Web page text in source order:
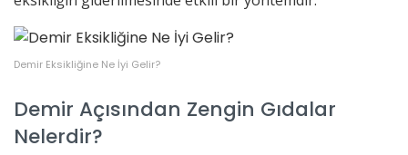
Demir Eksikliğine Ne İyi Gelir?
Demir Açısından Zengin Gıdalar
Nelerdir?